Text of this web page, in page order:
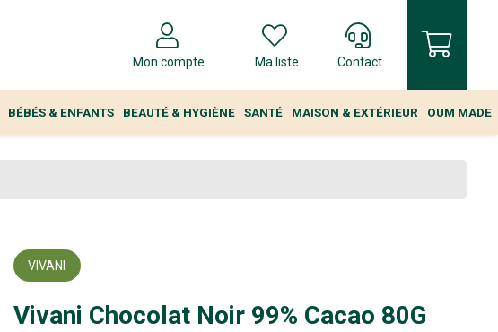
Mon compte Ma liste Contact
BÉBÉS & ENFANTS BEAUTÉ & HYGIÈNE SANTÉ MAISON & EXTÉRIEUR OUM MADE
VIVANI
Vivani Chocolat Noir 99% Cacao 80G